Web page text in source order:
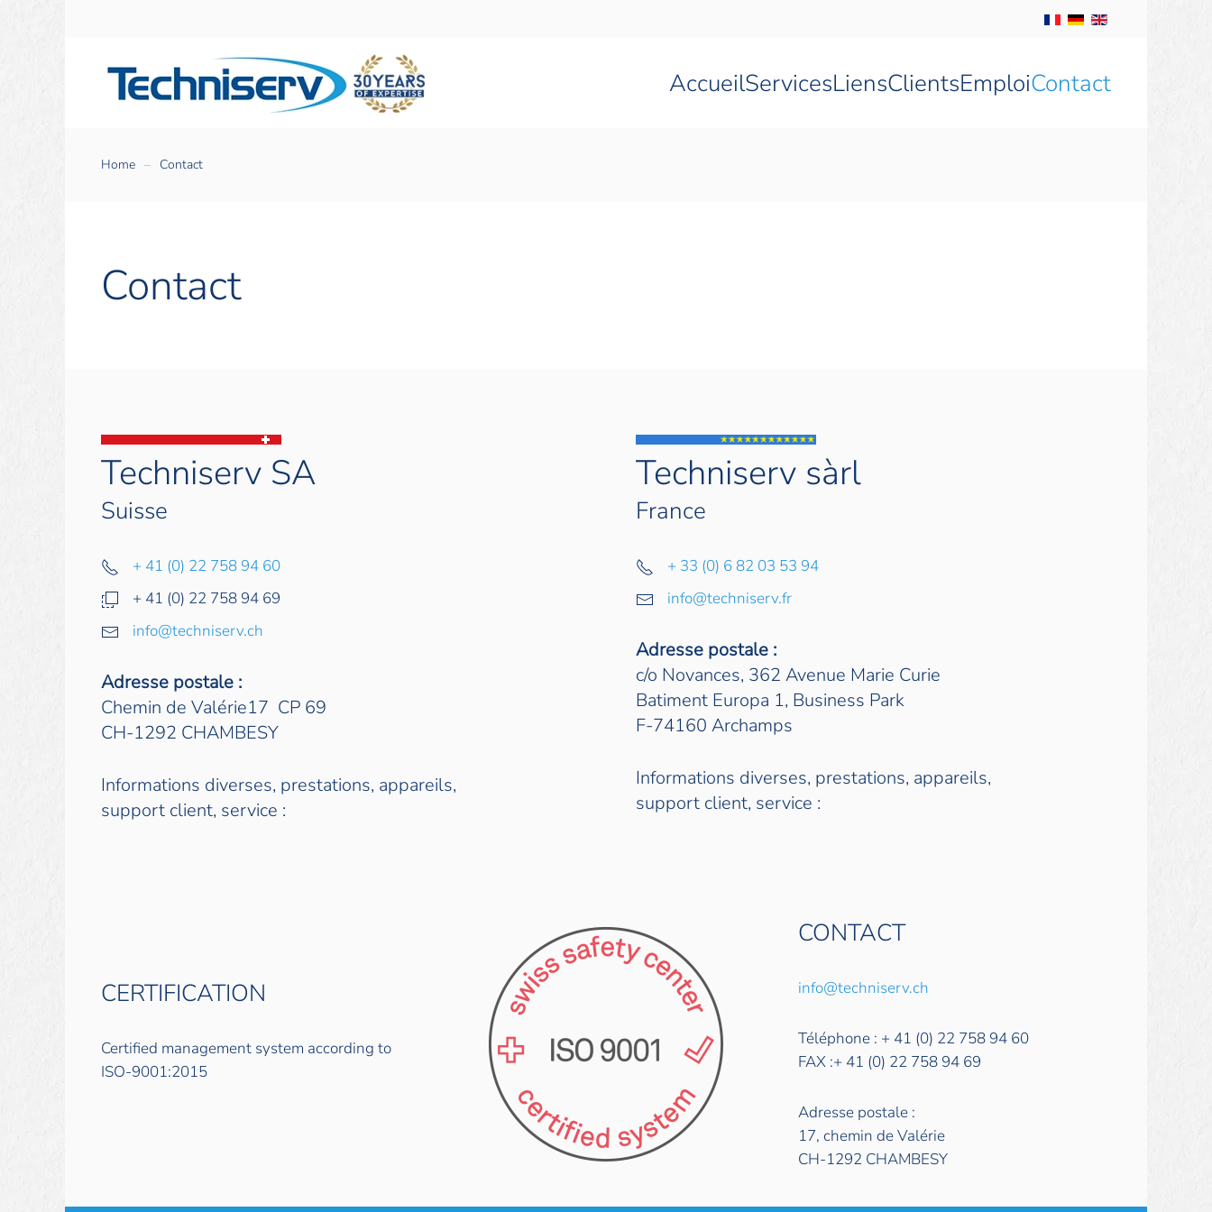
AccueilServicesLiensClientsEmploiContact
Home Contact
Contact
Techniserv SA
Suisse
+ 41 (0) 22 758 94 60
+ 41 (0) 22 758 94 69
info@techniserv.ch
Adresse postale :
Chemin de Valérie17 CP 69
CH-1292 CHAMBESY
Informations diverses, prestations, appareils,
support client, service :
Techniserv sàrl
France
+ 33 (0) 6 82 03 53 94
info@techniserv.fr
Adresse postale :
c/o Novances, 362 Avenue Marie Curie
Batiment Europa 1, Business Park
F-74160 Archamps
Informations diverses, prestations, appareils,
support client, service :
CERTIFICATION
Certified management system according to
ISO-9001:2015
CONTACT
info@techniserv.ch
Téléphone : + 41 (0) 22 758 94 60
FAX :+ 41 (0) 22 758 94 69
Adresse postale :
17, chemin de Valérie
CH-1292 CHAMBESY